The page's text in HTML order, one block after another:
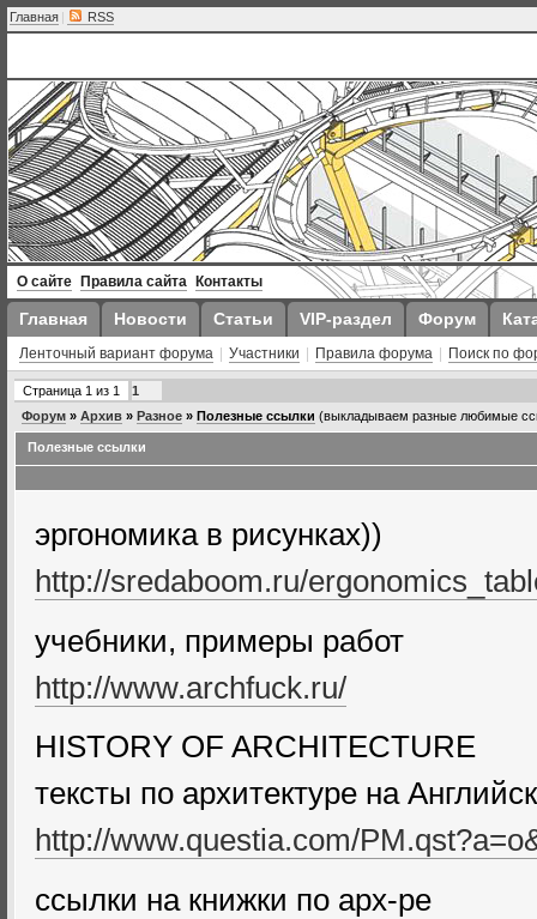
Главная | RSS
О сайте Правила сайта Контакты
Главная Новости Статьи VIP-раздел Форум
Ленточный вариант форума Участники Правила форума Поиск по
Страница 1 из 1
1
Форум » Архив » Разное » Полезные ссылки (выкладываем разные любимые
Полезные ссылки
эргономика в рисунках))
http://sredaboom.ru/
учебники, примеры работ
http://www.archfuck.ru/
HISTORY OF ARCHITECTURE
тексты по архитектуре на
http://www.questia.com/
ссылки на книжки по арх-ре